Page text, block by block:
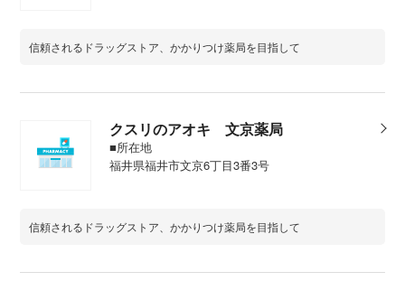
信頼されるドラッグストア、かかりつけ薬局を目指して
クスリのアオキ 文京薬局
■所在地
福井県福井市文京6丁目3番3号
信頼されるドラッグストア、かかりつけ薬局を目指して